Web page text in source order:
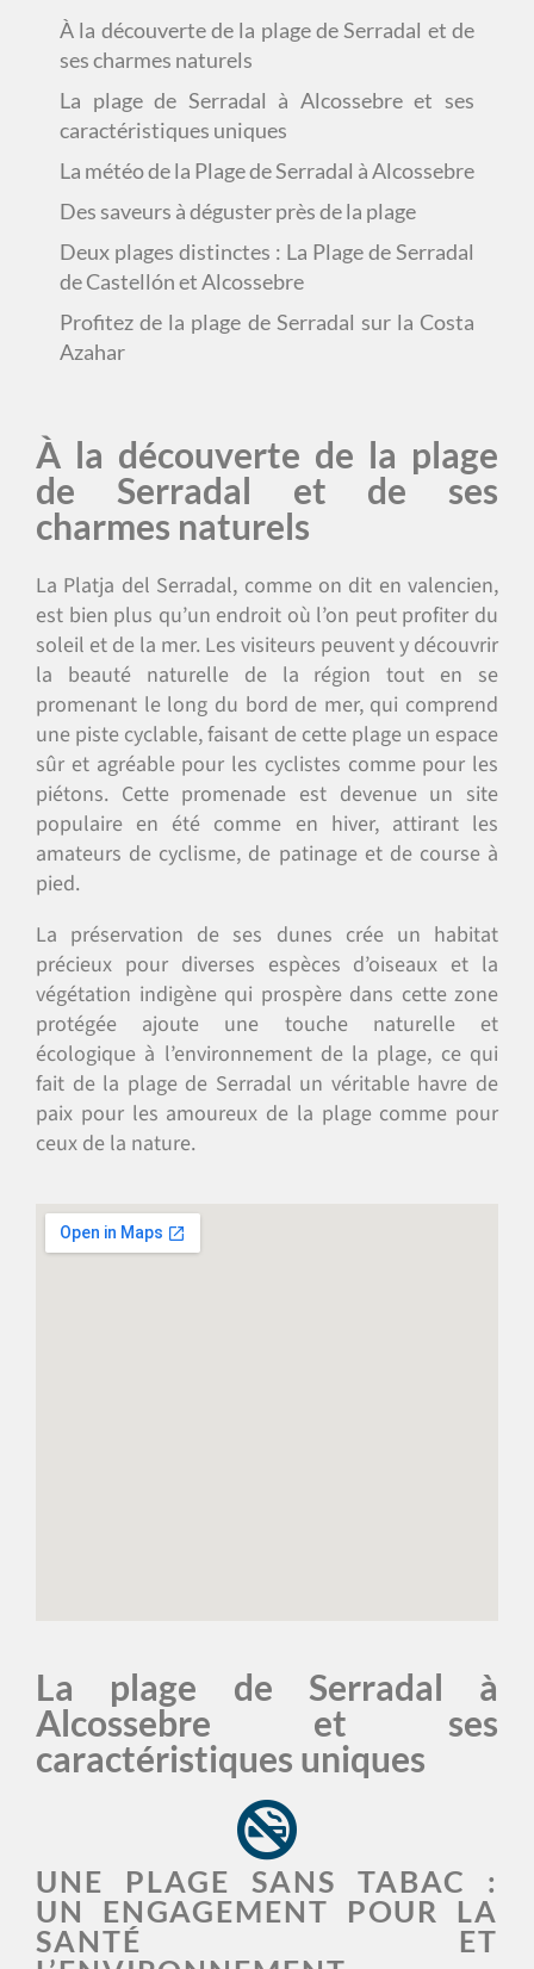
À la découverte de la plage de Serradal et de
ses charmes naturels
La plage de Serradal à Alcossebre et ses
caractéristiques uniques
La météo de la Plage de Serradal à Alcossebre
Des saveurs à déguster près de la plage
Deux plages distinctes : La Plage de Serradal
de Castellón et Alcossebre
Profitez de la plage de Serradal sur la Costa
Azahar
À la découverte de la plage
de Serradal et de ses
charmes naturels
La Platja del Serradal, comme on dit en valencien,
est bien plus qu’un endroit où l’on peut profiter du
soleil et de la mer. Les visiteurs peuvent y découvrir
la beauté naturelle de la région tout en se
promenant le long du bord de mer, qui comprend
une piste cyclable, faisant de cette plage un espace
sûr et agréable pour les cyclistes comme pour les
piétons. Cette promenade est devenue un site
populaire en été comme en hiver, attirant les
amateurs de cyclisme, de patinage et de course à
pied.
La préservation de ses dunes crée un habitat
précieux pour diverses espèces d’oiseaux et la
végétation indigène qui prospère dans cette zone
protégée ajoute une touche naturelle et
écologique à l’environnement de la plage, ce qui
fait de la plage de Serradal un véritable havre de
paix pour les amoureux de la plage comme pour
ceux de la nature.
La plage de Serradal à
Alcossebre et ses
caractéristiques uniques
UNE PLAGE SANS TABAC :
UN ENGAGEMENT POUR LA
SANTÉ ET